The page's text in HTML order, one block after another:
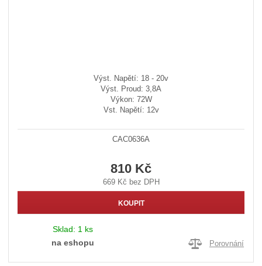
Výst. Napětí: 18 - 20v
Výst. Proud: 3,8A
Výkon: 72W
Vst. Napětí: 12v
CAC0636A
810 Kč
669 Kč bez DPH
KOUPIT
Sklad: 1 ks
na eshopu
Porovnání